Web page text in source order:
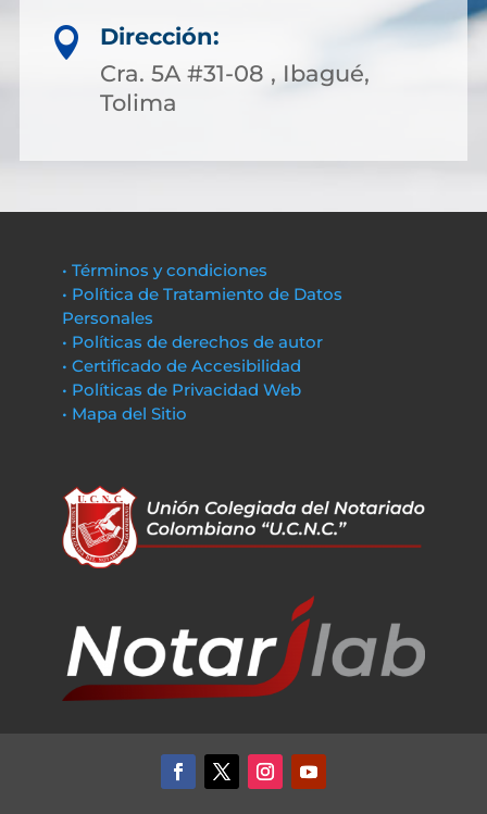

Dirección:
Cra. 5A #31-08 , Ibagué,
Tolima
• Términos y condiciones
• Política de Tratamiento de Datos
Personales
• Políticas de derechos de autor
• Certificado de Accesibilidad
• Políticas de Privacidad Web
• Mapa del Sitio